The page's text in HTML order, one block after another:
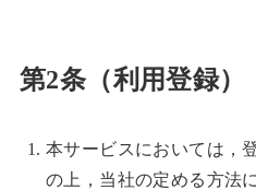
第2条（利用登録）
本サービスにおいては，
の上，当社の定める方法